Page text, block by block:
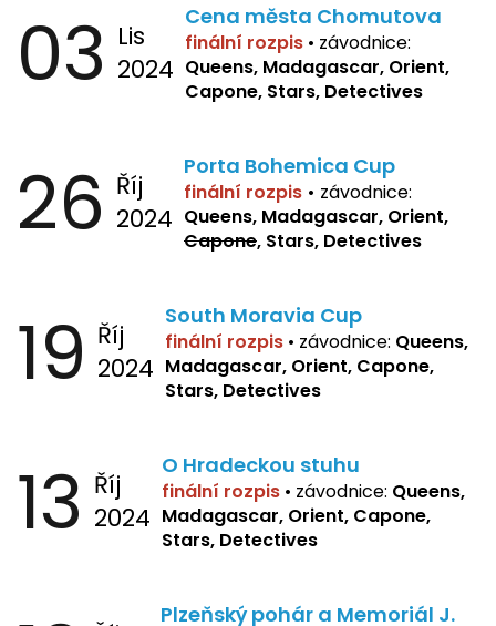
03 Lis
2024
Cena města Chomutova
finální rozpis • závodnice:
Queens, Madagascar, Orient,
Capone, Stars, Detectives
26 Říj
2024
Porta Bohemica Cup
finální rozpis • závodnice:
Queens, Madagascar, Orient,
Capone, Stars, Detectives
19 Říj
2024
South Moravia Cup
finální rozpis • závodnice: Queens,
Madagascar, Orient, Capone,
Stars, Detectives
13 Říj
2024
O Hradeckou stuhu
finální rozpis • závodnice: Queens,
Madagascar, Orient, Capone,
Stars, Detectives
Plzeňský pohár a Memoriál J.